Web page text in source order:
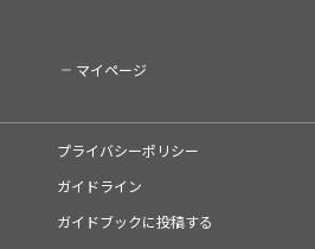
マイページ
プライバシーポリシー
ガイドライン
ガイドブックに投稿する